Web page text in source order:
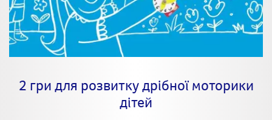
2 гри для розвитку дрібної моторики
дітей